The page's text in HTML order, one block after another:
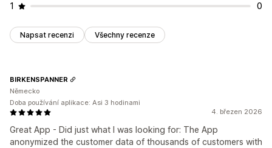
1 0
Napsat recenzi Všechny recenze
4. březen 2026
Great App - Did just what I was looking for: The App
anonymized the customer data of thousands of customers with
BIRKENSPANNER
Německo
Doba používání aplikace: Asi 3 hodinami